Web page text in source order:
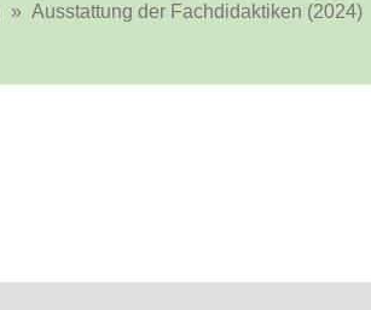
» Ausstattung der Fachdidaktiken (2024)